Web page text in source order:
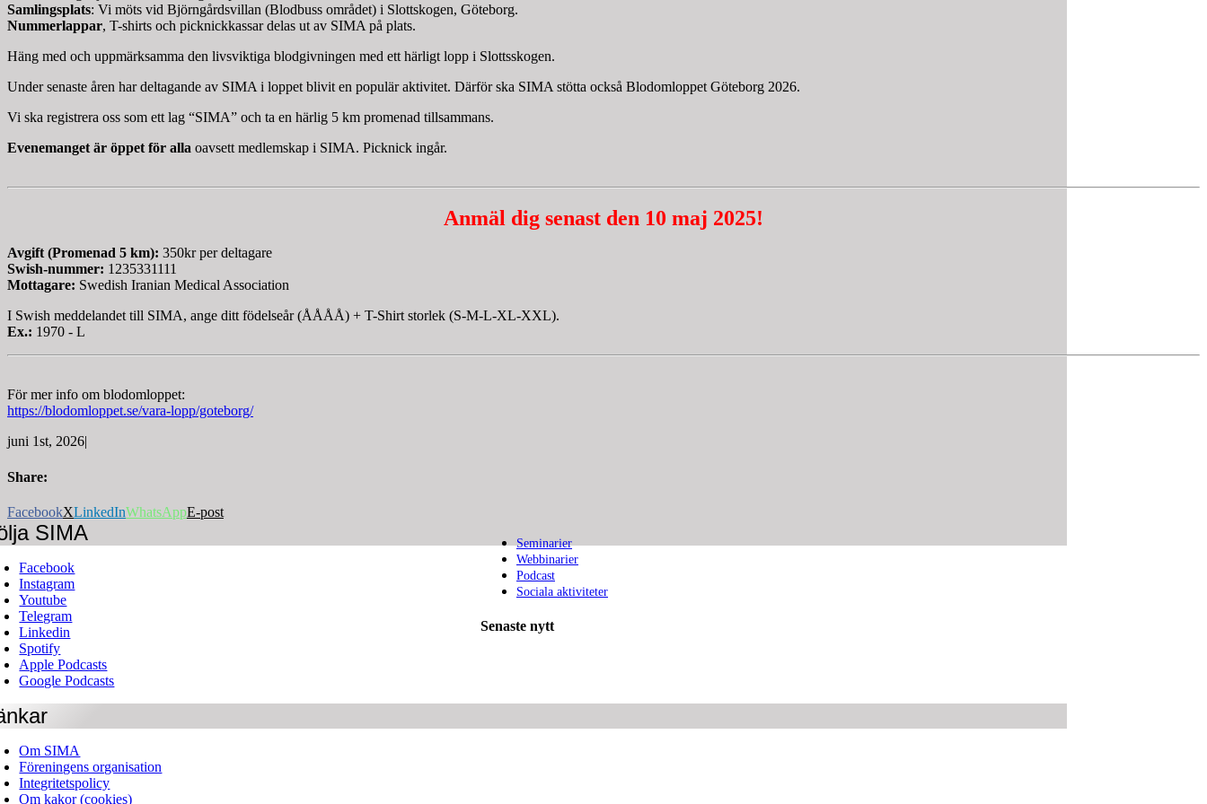
Samlingsplats: Vi möts vid Björngårdsvillan (Blodbuss området) i Slottskogen, Göteborg.
Nummerlappar, T-shirts och picknickkassar delas ut av SIMA på plats.
Häng med och uppmärksamma den livsviktiga blodgivningen med ett härligt lopp i Slottsskogen.
Under senaste åren har deltagande av SIMA i loppet blivit en populär aktivitet. Därför ska SIMA stötta också Blodomloppet Göteborg 2026.
Vi ska registrera oss som ett lag “SIMA” och ta en härlig 5 km promenad tillsammans.
Evenemanget är öppet för alla oavsett medlemskap i SIMA. Picknick ingår.
Anmäl dig senast den 10 maj 2025!
Avgift (Promenad 5 km): 350kr per deltagare
Swish-nummer: 1235331111
Mottagare: Swedish Iranian Medical Association
I Swish meddelandet till SIMA, ange ditt födelseår (ÅÅÅÅ) + T-Shirt storlek (S-M-L-XL-XXL).
Ex.: 1970 - L
För mer info om blodomloppet:
https://blodomloppet.se/vara-lopp/goteborg/
juni 1st, 2026|
Share:
FacebookXLinkedInWhatsAppE-post
Seminarier
Webbinarier
Podcast
Sociala aktiviteter
Senaste nytt
SIMA
Facebook
Instagram
Youtube
Telegram
Linkedin
Spotify
Apple Podcasts
Google Podcasts
Om SIMA
Föreningens organisation
Integritetspolicy
Om kakor (cookies)